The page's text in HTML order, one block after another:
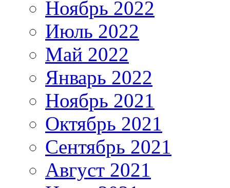
Ноябрь 2022
Июль 2022
Май 2022
Январь 2022
Ноябрь 2021
Октябрь 2021
Сентябрь 2021
Август 2021